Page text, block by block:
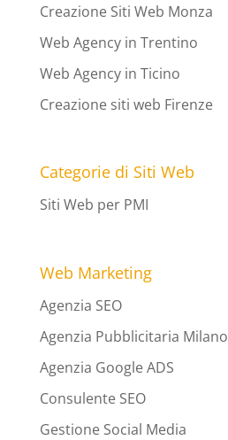
Creazione Siti Web Monza
Web Agency in Trentino
Web Agency in Ticino
Creazione siti web Firenze
Categorie di Siti Web
Siti Web per PMI
Web Marketing
Agenzia SEO
Agenzia Pubblicitaria Milano
Agenzia Google ADS
Consulente SEO
Gestione Social Media